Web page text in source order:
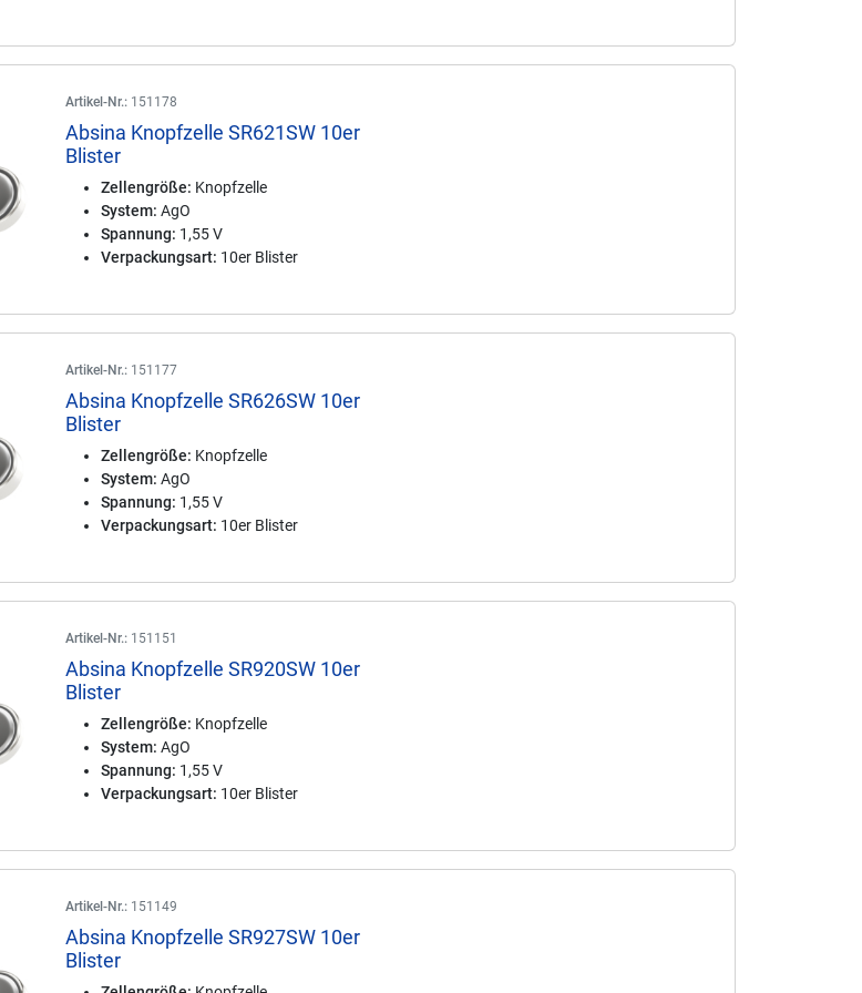
Artikel-Nr.: 151178
Absina Knopfzelle SR621SW 10er
Blister
Zellengröße: Knopfzelle
System: AgO
Spannung: 1,55 V
Verpackungsart: 10er Blister
Artikel-Nr.: 151177
Absina Knopfzelle SR626SW 10er
Blister
Zellengröße: Knopfzelle
System: AgO
Spannung: 1,55 V
Verpackungsart: 10er Blister
Artikel-Nr.: 151151
Absina Knopfzelle SR920SW 10er
Blister
Zellengröße: Knopfzelle
System: AgO
Spannung: 1,55 V
Verpackungsart: 10er Blister
Artikel-Nr.: 151149
Absina Knopfzelle SR927SW 10er
Blister